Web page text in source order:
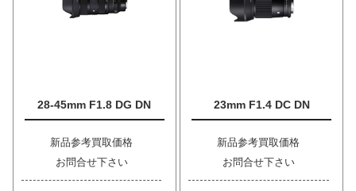
28-45mm F1.8 DG DN
新品参考買取価格
お問合せ下さい
23mm F1.4 DC DN
新品参考買取価格
お問合せ下さい